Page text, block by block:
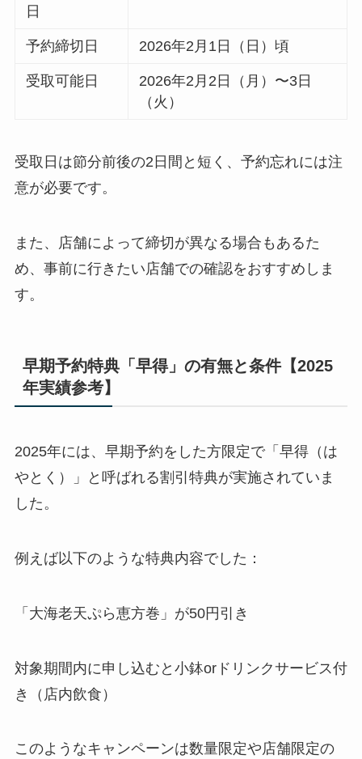
日
予約締切日 2026年2月1日（日）頃
受取可能日
2026年2月2日（月）〜3日
（火）
受取日は節分前後の2日間と短く、予約忘れには注
意が必要です。
また、店舗によって締切が異なる場合もあるた
め、事前に行きたい店舗での確認をおすすめしま
す。
早期予約特典「早得」の有無と条件【2025
年実績参考】
2025年には、早期予約をした方限定で「早得（は
やとく）」と呼ばれる割引特典が実施されていま
した。
例えば以下のような特典内容でした：
「大海老天ぷら恵方巻」が50円引き
対象期間内に申し込むと小鉢orドリンクサービス付
き（店内飲食）
このようなキャンペーンは数量限定や店舗限定の